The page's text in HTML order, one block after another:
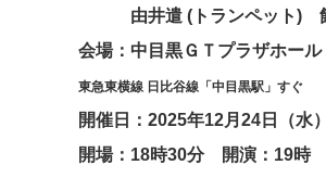
由井遣 (トランペット) 飯
会場： 中目黒ＧＴプラザホール
東急東横線 日比谷線「中目黒駅」すぐ
開催日：2025年12月24日（水）
開場：18時30分
開演：19時